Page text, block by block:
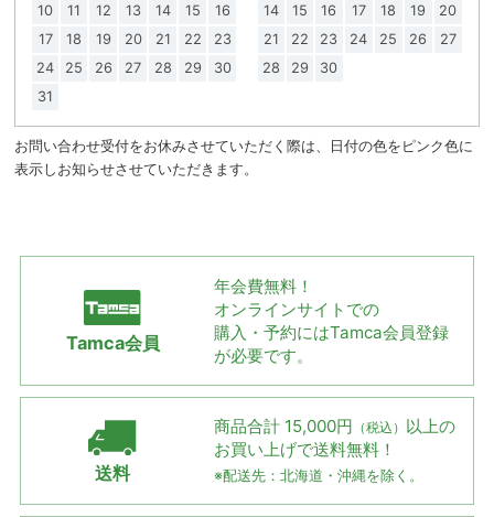
10
11 12 13 14 15
16
17
18 19 20 21 22
23
24
25 26 27 28 29
30
31
14
15 16 17 18 19
20
21
22 23 24 25 26
27
28
29 30
お問い合わせ受付をお休みさせていただく際は、日付の色をピンク色に
表示しお知らせさせていただきます。
Tamca会員
年会費無料！
オンラインサイトでの
購入・予約にはTamca会員登録
が必要です。
送料
商品合計 15,000円 （税込） 以上の
お買い上げで送料無料！
※配送先：北海道・沖縄を除く。